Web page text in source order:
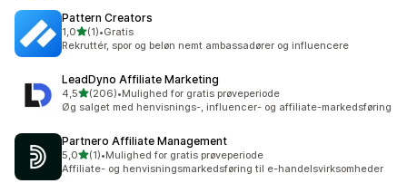
Pattern Creators
1,0ud af 5 stjerner
(1)
1 anmeldelser i alt
•Gratis
Rekruttér, spor og beløn nemt ambassadører og influencere
LeadDyno Affiliate Marketing
4,5ud af 5 stjerner
(206)
206 anmeldelser i alt
•Mulighed for gratis prøveperiode
Øg salget med henvisnings-, influencer- og affiliate-markedsføring
Partnero Affiliate Management
5,0ud af 5 stjerner
(1)
1 anmeldelser i alt
•Mulighed for gratis prøveperiode
Affiliate- og henvisningsmarkedsføring til e-handelsvirksomheder